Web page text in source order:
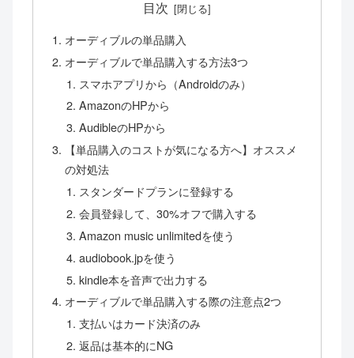
目次
オーディブルの単品購入
オーディブルで単品購入する方法3つ
スマホアプリから（Androidのみ）
AmazonのHPから
AudibleのHPから
【単品購入のコストが気になる方へ】オススメ
の対処法
スタンダードプランに登録する
会員登録して、30%オフで購入する
Amazon music unlimitedを使う
audiobook.jpを使う
kindle本を音声で出力する
オーディブルで単品購入する際の注意点2つ
支払いはカード決済のみ
返品は基本的にNG